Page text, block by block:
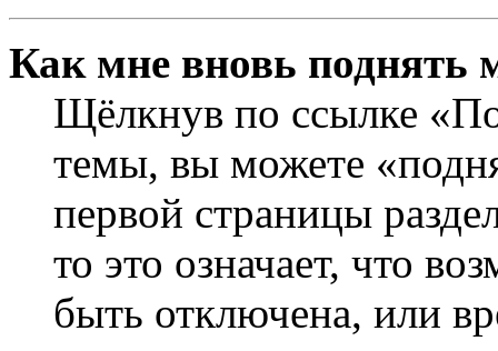
Как мне вновь поднять
Щёлкнув по ссылке
темы, вы можете
первой страницы
то это означает, что
быть отключена, или